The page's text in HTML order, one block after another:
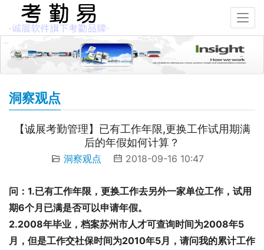
洞察观点
【诚展考勤管理】已有工作年限,更换工作试用期满
后的年假如何计算？
洞察观点 2018-09-16 10:47
问：1.已有工作年限，更换工作去另外一家单位工作，试用
期6个月已满是否可以申请年假。
2.2008年毕业，档案苏州市人才可查询时间为2008年5
月，但是工作交社保时间为2010年5月，请问我的累计工作